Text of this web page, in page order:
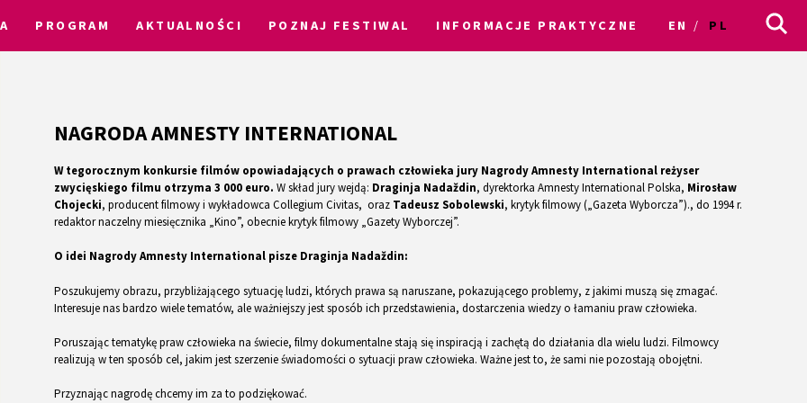
PROGRAM AKTUALNOŚCI POZNAJ FESTIWAL INFORMACJE PRAKTYCZNE EN PL
NAGRODA AMNESTY INTERNATIONAL
W tegorocznym konkursie filmów opowiadających o prawach człowieka jury Nagrody Amnesty International reżyser
zwycięskiego filmu otrzyma 3 000 euro. W skład jury wejdą: Draginja Nadaždin, dyrektorka Amnesty International Polska, Mirosław
Chojecki, producent filmowy i wykładowca Collegium Civitas, oraz Tadeusz Sobolewski, krytyk filmowy („Gazeta Wyborcza”)., do 1994 r.
redaktor naczelny miesięcznika „Kino”, obecnie krytyk filmowy „Gazety Wyborczej”.
O idei Nagrody Amnesty International pisze Draginja Nadaždin:
Poszukujemy obrazu, przybliżającego sytuację ludzi, których prawa są naruszane, pokazującego problemy, z jakimi muszą się zmagać.
Interesuje nas bardzo wiele tematów, ale ważniejszy jest sposób ich przedstawienia, dostarczenia wiedzy o łamaniu praw człowieka.
Poruszając tematykę praw człowieka na świecie, filmy dokumentalne stają się inspiracją i zachętą do działania dla wielu ludzi. Filmowcy
realizują w ten sposób cel, jakim jest szerzenie świadomości o sytuacji praw człowieka. Ważne jest to, że sami nie pozostają obojętni.
Przyznając nagrodę chcemy im za to podziękować.